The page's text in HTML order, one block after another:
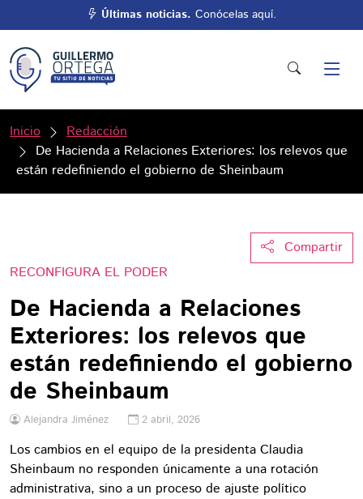
Últimas noticias. Conócelas aquí.
Inicio
Redacción
De Hacienda a Relaciones Exteriores: los relevos que
están redefiniendo el gobierno de Sheinbaum
Compartir
RECONFIGURA EL PODER
De Hacienda a Relaciones
Exteriores: los relevos que
están redefiniendo el gobierno
de Sheinbaum
Alejandra Jiménez 2 abril, 2026
Los cambios en el equipo de la presidenta Claudia
Sheinbaum no responden únicamente a una rotación
administrativa, sino a un proceso de ajuste político